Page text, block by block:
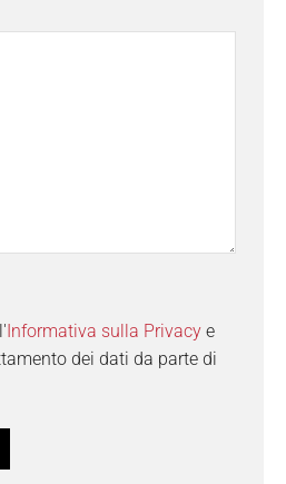
Informativa sulla Privacy e
dei dati da parte di